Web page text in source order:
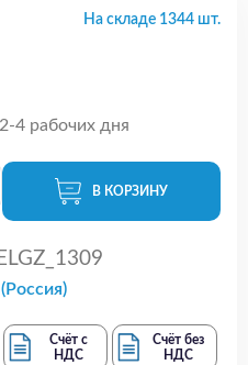
На складе 1344 шт.
4 рабочих дня
В КОРЗИНУ
ELGZ_1309
Счёт с
НДС
Счёт без
НДС